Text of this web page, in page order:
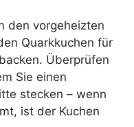
den vorgeheizten
Quarkkuchen für
Überprüfen
Sie einen
stecken – wenn
ist der Kuchen